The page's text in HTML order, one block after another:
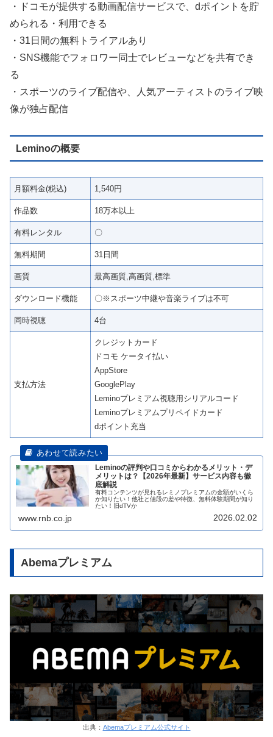
・ドコモが提供する動画配信サービスで、dポイントを貯
められる・利用できる
・31日間の無料トライアルあり
・SNS機能でフォロワー同士でレビューなどを共有でき
る
・スポーツのライブ配信や、人気アーティストのライブ映
像が独占配信
Leminoの概要
月額料金(税込) 1,540円
作品数 18万本以上
有料レンタル 〇
無料期間 31日間
画質 最高画質,高画質,標準
ダウンロード機能 〇※スポーツ中継や音楽ライブは不可
同時視聴 4台
支払方法
クレジットカード
ドコモ ケータイ払い
AppStore
GooglePlay
Leminoプレミアム視聴用シリアルコード
Leminoプレミアムプリペイドカード
dポイント充当
Leminoの評判や口コミからわかるメリット・デ
メリットは？【2026年最新】サービス内容も徹
底解説
有料コンテンツが見れるレミノプレミアムの金額がいくら
か知りたい！他社と値段の差や特徴、無料体験期間が知り
たい！旧dTVか
www.rnb.co.jp 2026.02.02
Abemaプレミアム
出典： Abemaプレミアム公式サイト